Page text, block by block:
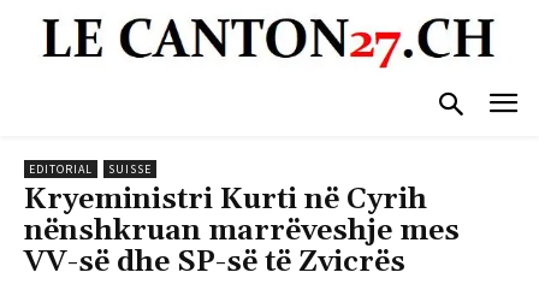
EDITORIAL SUISSE
Kryeministri Kurti në Cyrih
nënshkruan marrëveshje mes
VV-së dhe SP-së të Zvicrës